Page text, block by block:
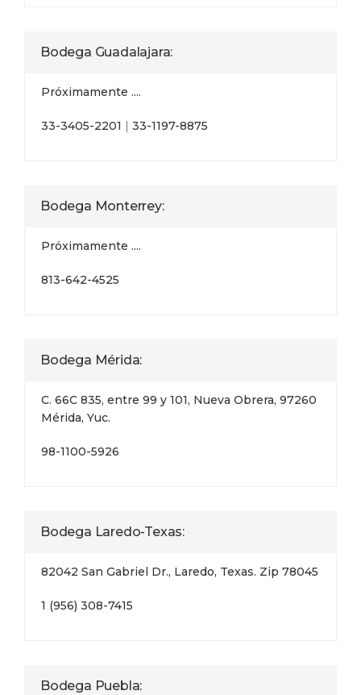
Bodega Guadalajara:
Próximamente ....
33-3405-2201 | 33-1197-8875
Bodega Monterrey:
Próximamente ....
813-642-4525
Bodega Mérida:
C. 66C 835, entre 99 y 101, Nueva Obrera, 97260
Mérida, Yuc.
98-1100-5926
Bodega Laredo-Texas:
82042 San Gabriel Dr., Laredo, Texas. Zip 78045
1 (956) 308-7415
Bodega Puebla: